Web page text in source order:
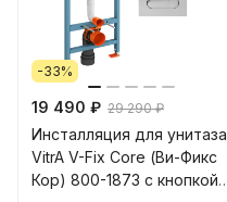
-33%
19 490 ₽ 29 290 ₽
Инсталляция для унитаза
VitrA V-Fix Core (Ви-Фикс
Кор) 800-1873 с кнопкой